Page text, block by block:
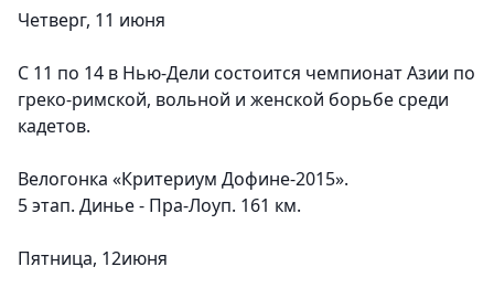
Четверг, 11 июня
С 11 по 14 в Нью-Дели состоится чемпионат Азии по
греко-римской, вольной и женской борьбе среди
кадетов.
Велогонка «Критериум Дофине-2015».
5 этап. Динье - Пра-Лоуп. 161 км.
Пятница, 12июня